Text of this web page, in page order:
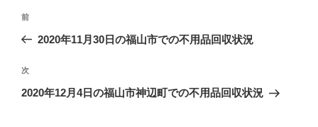
投
ナ
ビ
ゲ
前
の
稿
前
2020年11月30日の福山市での不用品回収状況
次
の
次
2020年12月4日の福山市神辺町での不用品回収状況